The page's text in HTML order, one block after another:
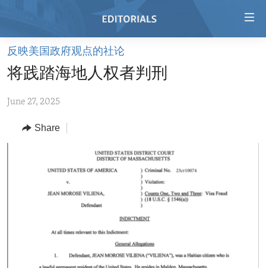
Skip
main
Skip
HOME
VIDEO
RADIO
REGIONS
AMERICAS
MIDDLE EAST
HUMAN RIGHTS
SECURITY AND DEFENSE
DEMOCRACY AND GOVERNANCE
ECONOMY AND TRADE
ARCHIVE
ABOUT US
反映美国政府观点的社论
将践踏海地人权者判刑
June 27, 2025
Share